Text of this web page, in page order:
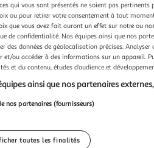
qui vous sont présentés ne soient pas
ou pour retirer votre consentement à tout
que vous avez fait auront un effet sur notre ou
de confidentialité. Nos équipes ainsi que nos
des données de géolocalisation précises.
et/ou accéder à des informations sur un appareil.
et du contenu, études d’audience et
ainsi que nos partenaires
nos partenaires (fournisseurs)
toutes les finalités